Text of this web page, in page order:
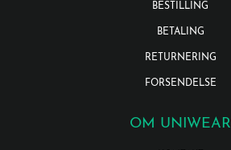
BESTILLING
BETALING
RETURNERING
FORSENDELSE
OM UNIWEAR